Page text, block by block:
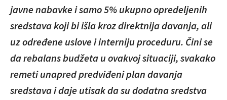
javne nabavke i samo 5% ukupno opredeljenih
sredstava koji bi išla kroz direktnija davanja, ali
uz određene uslove i interniju proceduru. Čini se
da rebalans budžeta u ovakvoj situaciji, svakako
remeti unapred predviđeni plan davanja
sredstava i daje utisak da su dodatna sredstva